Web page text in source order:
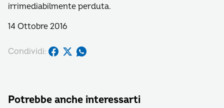
irrimediabilmente perduta.
14 Ottobre 2016
Condividi:
Potrebbe anche interessarti